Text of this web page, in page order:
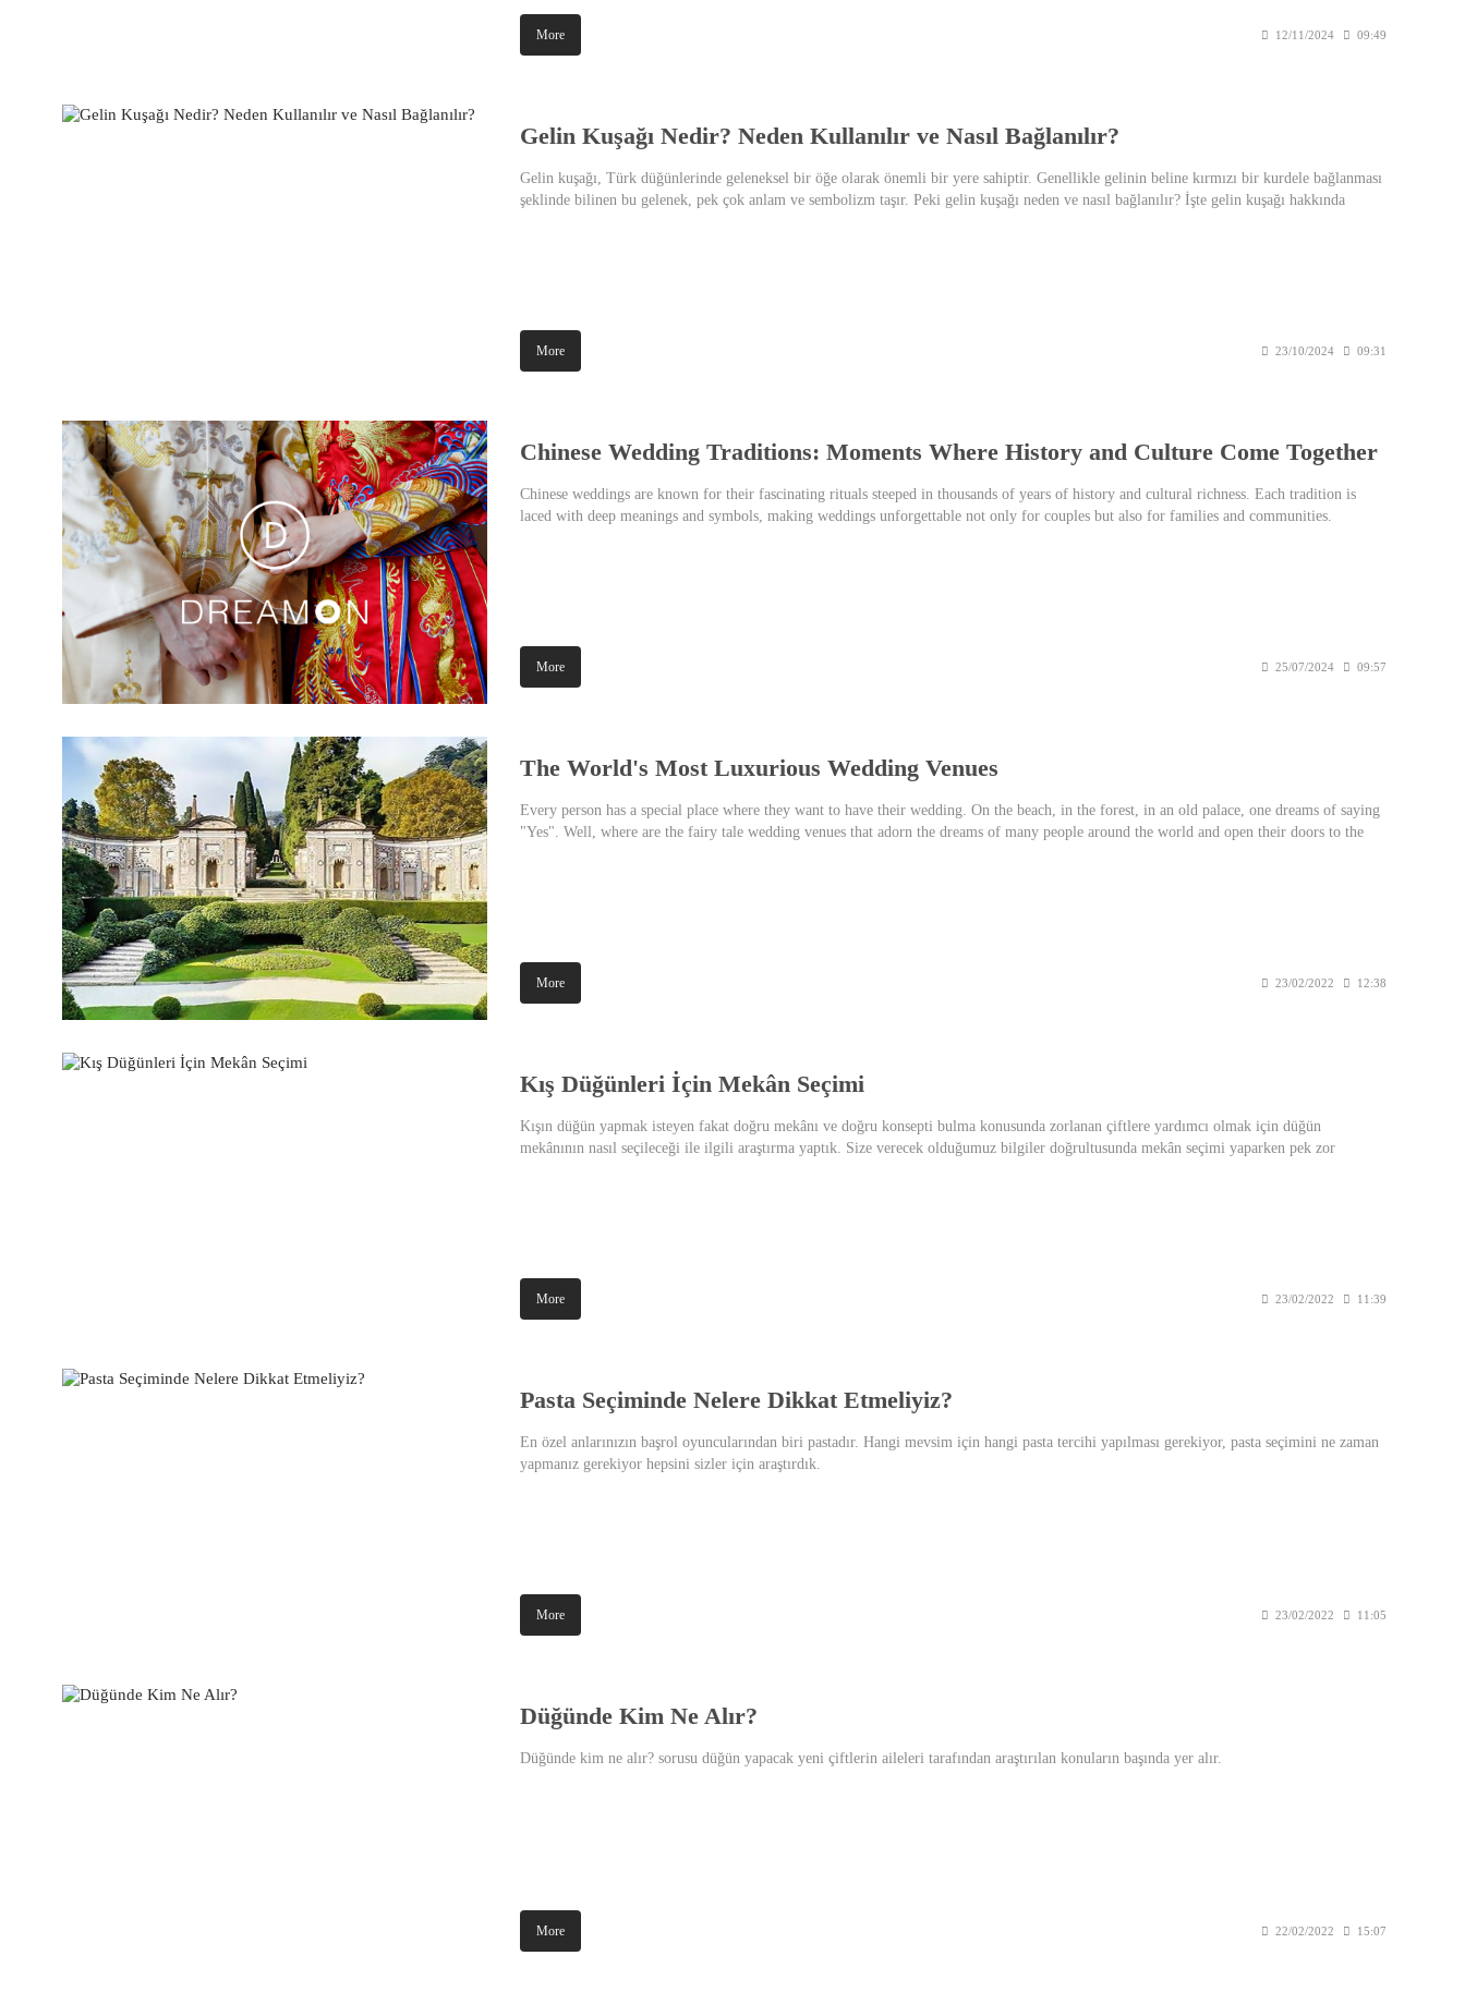
More 12/11/2024 09:49
Gelin Kuşağı Nedir? Neden Kullanılır ve Nasıl Bağlanılır?
Gelin kuşağı, Türk düğünlerinde geleneksel bir öğe olarak önemli bir yere sahiptir. Genellikle gelinin beline kırmızı bir kurdele bağlanması
şeklinde bilinen bu gelenek, pek çok anlam ve sembolizm taşır. Peki gelin kuşağı neden ve nasıl bağlanılır? İşte gelin kuşağı hakkında
More 23/10/2024 09:31
Chinese Wedding Traditions: Moments Where History and Culture Come Together
Chinese weddings are known for their fascinating rituals steeped in thousands of years of history and cultural richness. Each tradition is
laced with deep meanings and symbols, making weddings unforgettable not only for couples but also for families and communities.
More 25/07/2024 09:57
The World's Most Luxurious Wedding Venues
Every person has a special place where they want to have their wedding. On the beach, in the forest, in an old palace, one dreams of saying
"Yes". Well, where are the fairy tale wedding venues that adorn the dreams of many people around the world and open their doors to the
More 23/02/2022 12:38
Kış Düğünleri İçin Mekân Seçimi
Kışın düğün yapmak isteyen fakat doğru mekânı ve doğru konsepti bulma konusunda zorlanan çiftlere yardımcı olmak için düğün
mekânının nasıl seçileceği ile ilgili araştırma yaptık. Size verecek olduğumuz bilgiler doğrultusunda mekân seçimi yaparken pek zor
More 23/02/2022 11:39
Pasta Seçiminde Nelere Dikkat Etmeliyiz?
En özel anlarınızın başrol oyuncularından biri pastadır. Hangi mevsim için hangi pasta tercihi yapılması gerekiyor, pasta seçimini ne zaman
yapmanız gerekiyor hepsini sizler için araştırdık.
More 23/02/2022 11:05
Düğünde Kim Ne Alır?
Düğünde kim ne alır? sorusu düğün yapacak yeni çiftlerin aileleri tarafından araştırılan konuların başında yer alır.
More 22/02/2022 15:07